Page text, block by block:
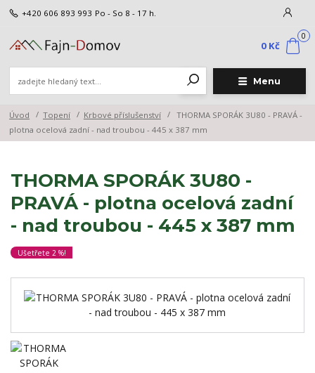
Menu
+420 606 893 993 Po - So 8 - 17 h.
0
0 Kč
Úvod Topení Krbové příslušenství
THORMA SPORÁK 3U80 - PRAVÁ -
plotna ocelová zadní - nad troubou - 445 x 387 mm
THORMA SPORÁK 3U80 -
PRAVÁ - plotna ocelová zadní
- nad troubou - 445 x 387 mm
Ušetřete 2 %!